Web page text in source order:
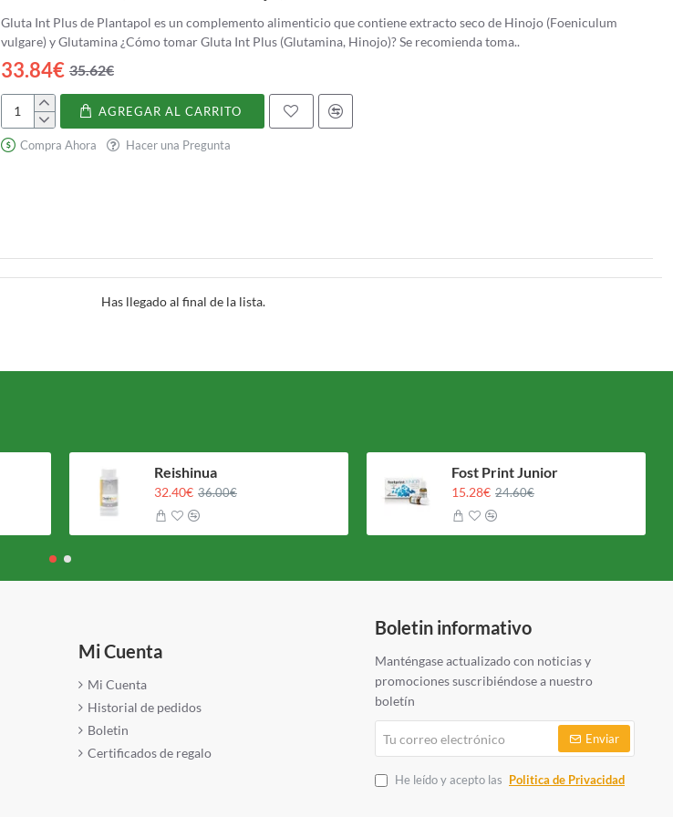
Gluta Int Plus de Plantapol es un complemento alimenticio que contiene extracto seco de Hinojo (Foeniculum
vulgare) y Glutamina ¿Cómo tomar Gluta Int Plus (Glutamina, Hinojo)? Se recomienda toma..
33.84€ 35.62€
Gluta
Int
AGREGAR AL CARRITO
Compra Ahora Hacer una Pregunta
Has llegado al final de la lista.
Reishinua
32.40€ 36.00€
Fost Print Junior
15.28€ 24.60€
Mi Cuenta
Mi Cuenta
Historial de pedidos
Boletin
Certificados de regalo
Boletin informativo
Manténgase actualizado con noticias y
promociones suscribiéndose a nuestro
boletín
correo
Enviar
He leído y acepto las Politica de Privacidad